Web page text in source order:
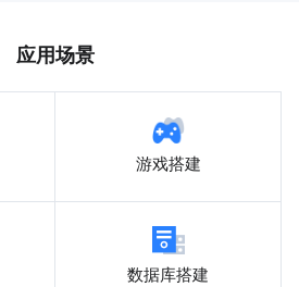
应用场景
游戏搭建
数据库搭建